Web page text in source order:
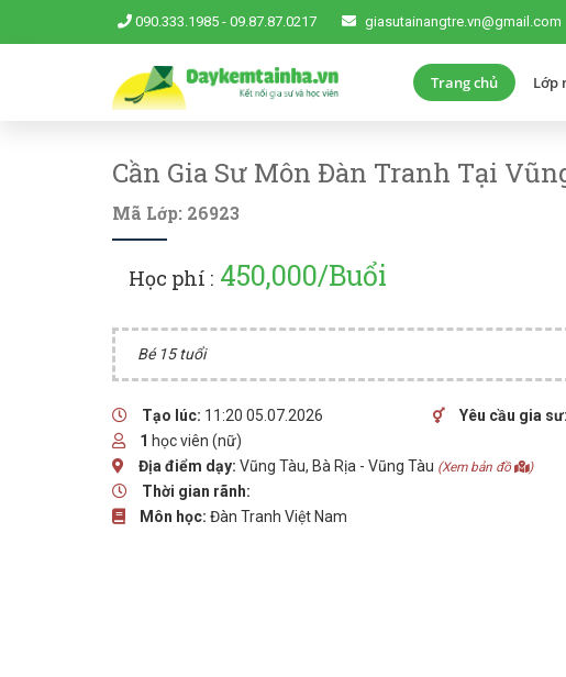
090.333.1985 - 09.87.87.0217 giasutainangtre.vn@gmail.com
Trang chủ Lớp
Cần Gia Sư Môn Đàn Tranh Tại
Mã Lớp: 26923
Học phí : 450,000/Buổi
Bé 15 tuổi
Tạo lúc: 11:20 05.07.2026 Yêu cầu gia sư:
1 học viên (nữ)
Địa điểm dạy: Vũng Tàu, Bà Rịa - Vũng Tàu (Xem bản đồ )
Thời gian rãnh:
Môn học: Đàn Tranh Việt Nam